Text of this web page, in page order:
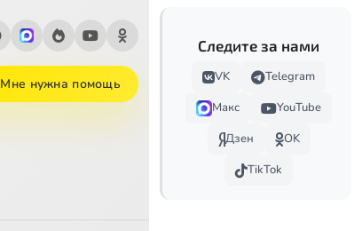
Мне нужна помощь
Следите за нами
VK
Telegram
Макс
YouTube
Дзен
OK
TikTok